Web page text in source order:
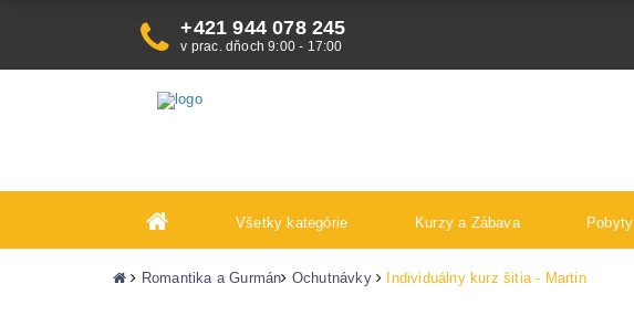
+421 944 078 245
v prac. dňoch 9:00 - 17:00
Všetky kategórie Kurzy a Zábava Pobyty
Romantika a Gurmán Ochutnávky Individuálny kurz šitia - Martin